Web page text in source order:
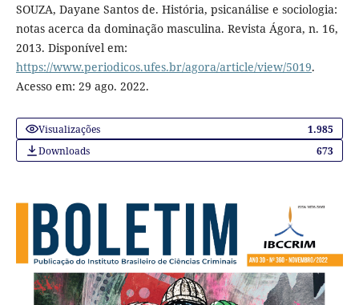
SOUZA, Dayane Santos de. História, psicanálise e sociologia:
notas acerca da dominação masculina. Revista Ágora, n. 16,
2013. Disponível em:
https://www.periodicos.ufes.br/agora/article/view/5019.
Acesso em: 29 ago. 2022.
Visualizações
1.985
Downloads
673